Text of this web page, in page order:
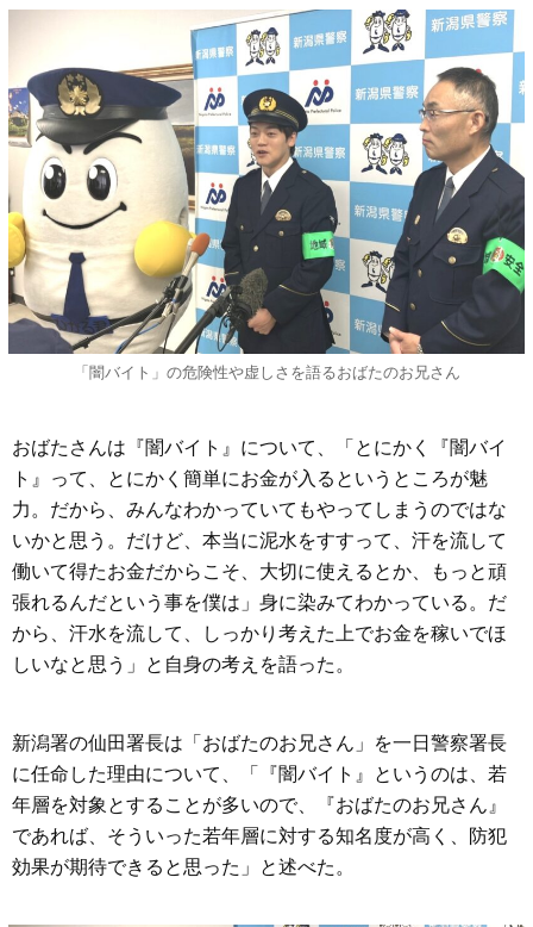
「闇バイト」の危険性や虚しさを語るおばたのお兄さん
おばたさんは『闇バイト』について、「とにかく『闇バイ
ト』って、とにかく簡単にお金が入るというところが魅
力。だから、みんなわかっていてもやってしまうのではな
いかと思う。だけど、本当に泥水をすすって、汗を流して
働いて得たお金だからこそ、大切に使えるとか、もっと頑
張れるんだという事を僕は」身に染みてわかっている。だ
から、汗水を流して、しっかり考えた上でお金を稼いでほ
しいなと思う」と自身の考えを語った。
新潟署の仙田署長は「おばたのお兄さん」を一日警察署長
に任命した理由について、「『闇バイト』というのは、若
年層を対象とすることが多いので、『おばたのお兄さん』
であれば、そういった若年層に対する知名度が高く、防犯
効果が期待できると思った」と述べた。